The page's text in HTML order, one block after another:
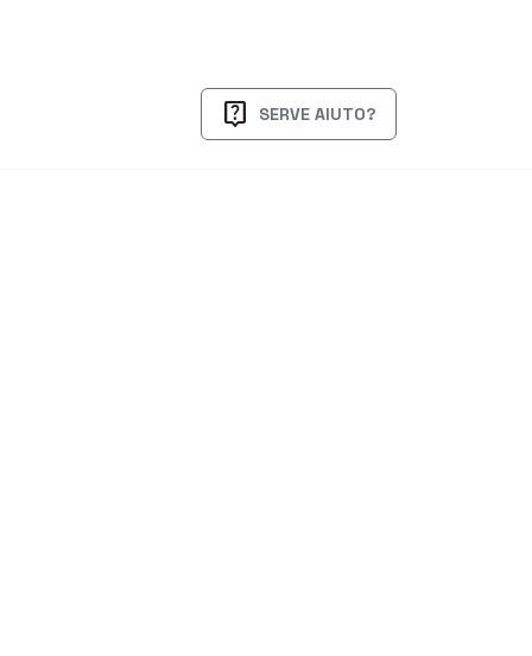
live_help SERVE AIUTO?